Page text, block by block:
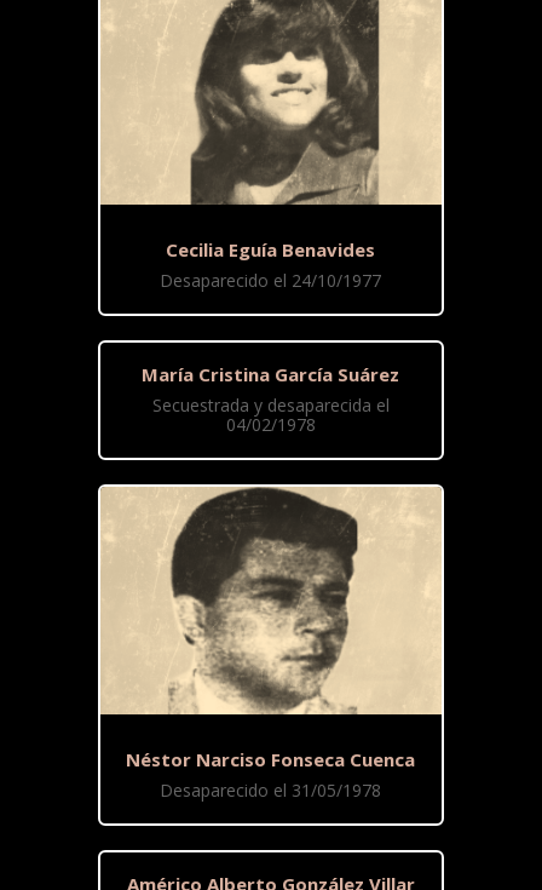
Cecilia Eguía Benavides
Desaparecido el 24/10/1977
María Cristina García Suárez
Secuestrada y desaparecida el
04/02/1978
Néstor Narciso Fonseca Cuenca
Desaparecido el 31/05/1978
Américo Alberto González Villar